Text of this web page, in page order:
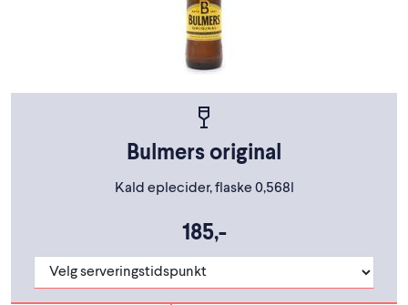
Bulmers original
Kald eplecider, flaske 0,568l
185,-